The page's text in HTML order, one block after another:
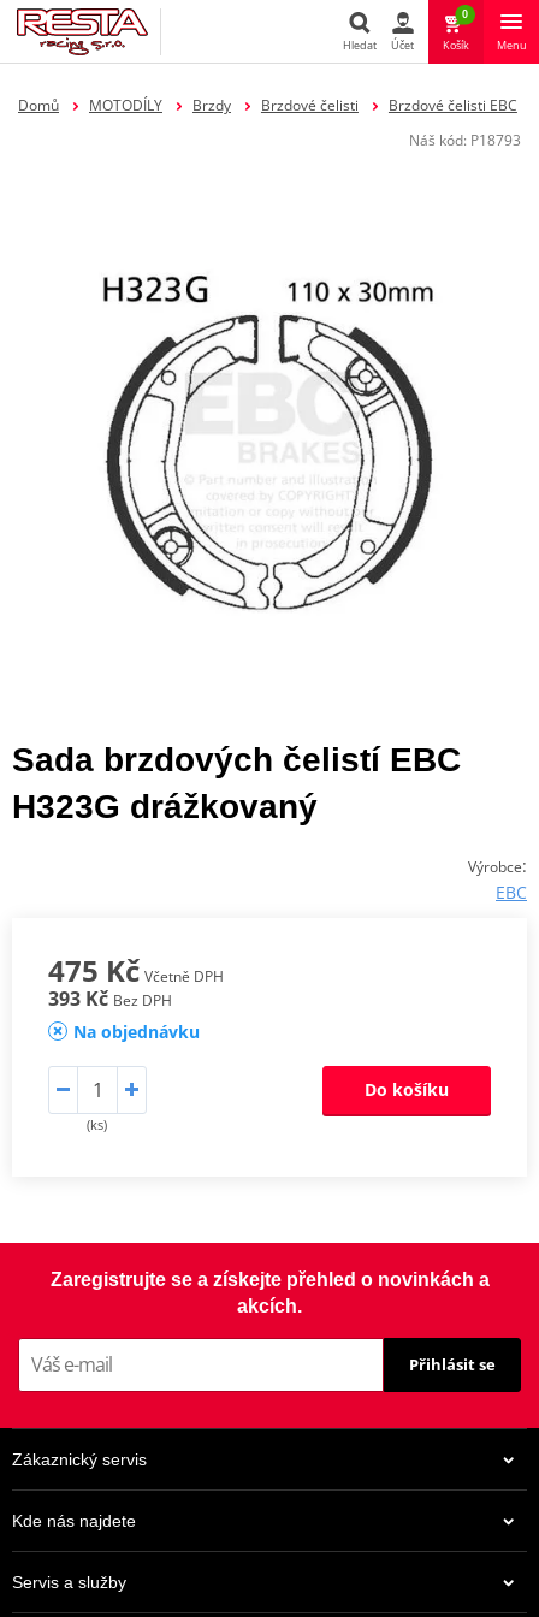
Hledat
Hledat Účet
0
Košík Menu
Domů MOTODÍLY Brzdy Brzdové čelisti
Brzdové čelisti EBC
Náš kód: P18793
Sada brzdových čelistí EBC
H323G drážkovaný
Výrobce:
EBC
475 Kč Včetně DPH
393 Kč Bez DPH
Na objednávku
(ks)
Do košíku
Zaregistrujte se a získejte přehled o novinkách a
akcích.
Přihlásit se
Zákaznický servis
Kde nás najdete
Servis a služby